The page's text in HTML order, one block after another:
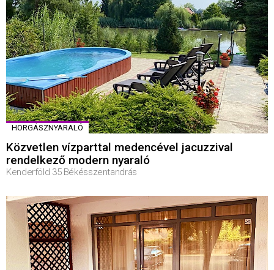
HORGÁSZNYARALÓ
Közvetlen vízparttal medencével jacuzzival
rendelkező modern nyaraló
Kenderföld 35 Békésszentandrás